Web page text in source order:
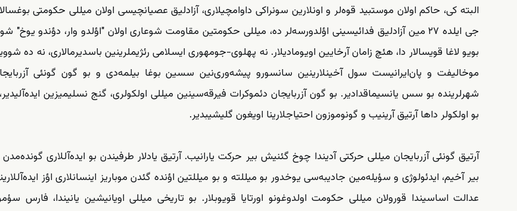
جی ایلده ۲۷ مین آزادلیق فدائیسینی اؤلدورسه‌لر ده، میللی حکومتین مقاومت شوعاری اولان "اؤلدو وار، دؤندو یوخ"
بویو لاغا قویسالار دا، هئچ زامان آرخایین اویومادیلار. نه پهلوی-جومهوری ایسلامی رئژیملرینین باسدیرمالاری، نه ده
موخالیفت و پان‌ایرانیست سول آخینلارینین سانسورو پیشه‌وری‌نین سسین بوغا بیلمه‌دی و بو گون گونئی
شهرلرینده بو سس یانسیماقدادیر. بو گون آزربایجان دئموکرات فیرقه‌سینین میللی اولکولری، گنج نسلیمیزین
بو اولکولر داها آرتیق آرینیب و گونوموزون احتیاجلارینا اویغون گلیشیبدیر.
آرتیق گونئی آزربایجان میللی حرکتی آدیندا چوخ گئنیش بیر حرکت یارانیب. آرتیق یادلار طرفیندن بو ایده‌آللاری
بیر آخیم، ایدئولوژی و سؤیله‌مین جادیبه‌سی یوخدور بو میللته و بو میللتین اؤنده گئدن موباریز اینسانلاری اؤز
عدالت اساسیندا قورولان میللی حکومت اولدوغونو اورتایا قویوبلار. بو تاریخی میللی اویانیشین یانیندا، فارس